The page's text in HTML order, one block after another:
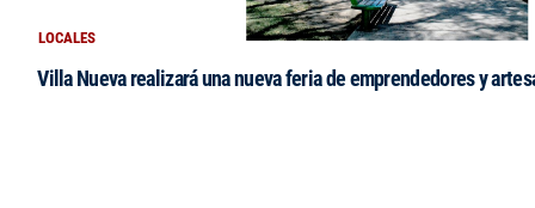
LOCALES
Villa Nueva realizará una nueva feria de emprendedores y